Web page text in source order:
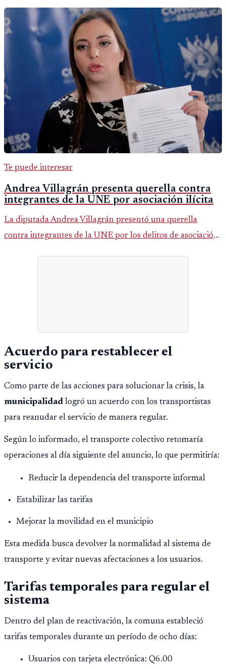
Te puede interesar
Andrea Villagrán presenta querella contra
integrantes de la UNE por asociación ilícita
La diputada Andrea Villagrán presentó una querella
contra integrantes de la UNE por los delitos de asociación
Acuerdo para restablecer el
servicio
Como parte de las acciones para solucionar la crisis, la
municipalidad logró un acuerdo con los transportistas
para reanudar el servicio de manera regular.
Según lo informado, el transporte colectivo retomaría
operaciones al día siguiente del anuncio, lo que permitiría:
Reducir la dependencia del transporte informal
Estabilizar las tarifas
Mejorar la movilidad en el municipio
Esta medida busca devolver la normalidad al sistema de
transporte y evitar nuevas afectaciones a los usuarios.
Tarifas temporales para regular el
sistema
Dentro del plan de reactivación, la comuna estableció
tarifas temporales durante un período de ocho días:
Usuarios con tarjeta electrónica: Q6.00